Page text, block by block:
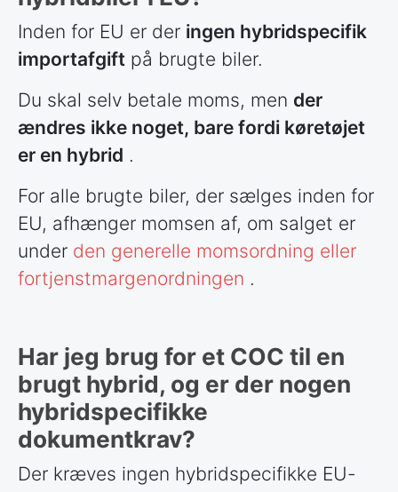
Inden for EU er der ingen hybridspecifik
importafgift på brugte biler.
Du skal selv betale moms, men der
ændres ikke noget, bare fordi køretøjet
er en hybrid .
For alle brugte biler, der sælges inden for
EU, afhænger momsen af, om salget er
under den generelle momsordning eller
fortjenstmargenordningen .
Har jeg brug for et COC til en
brugt hybrid, og er der nogen
hybridspecifikke
dokumentkrav?
Der kræves ingen hybridspecifikke EU-